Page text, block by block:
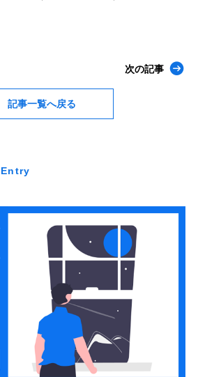
記事一覧へ戻る
次の記事